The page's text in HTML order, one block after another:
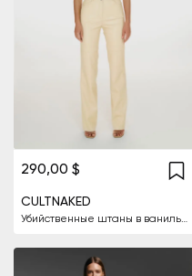
290,00 $
CULTNAKED
Убийственные штаны в ванильном цвете